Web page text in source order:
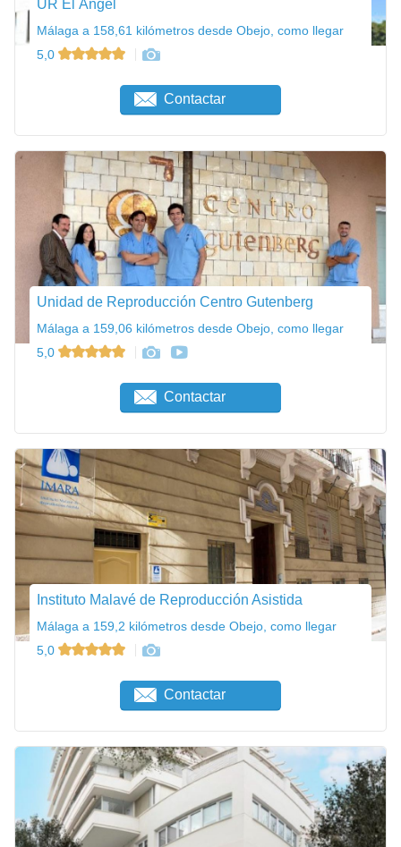
UR El Ángel
Málaga a 158,61 kilómetros desde Obejo, como llegar
5,0
Contactar
Unidad de Reproducción Centro Gutenberg
Málaga a 159,06 kilómetros desde Obejo, como llegar
5,0
Contactar
Instituto Malavé de Reproducción Asistida
Málaga a 159,2 kilómetros desde Obejo, como llegar
5,0
Contactar